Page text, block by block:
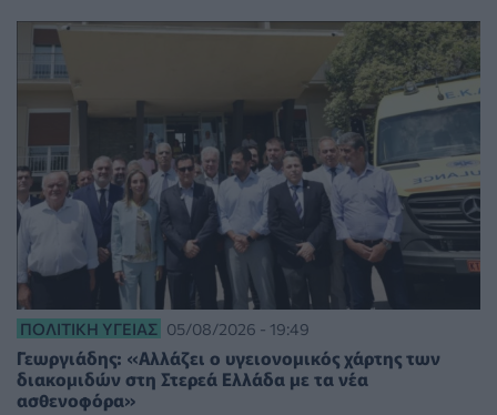
ΠΟΛΙΤΙΚΉ ΥΓΕΊΑΣ 05/08/2026 - 19:49
Γεωργιάδης: «Αλλάζει ο υγειονομικός χάρτης των
διακομιδών στη Στερεά Ελλάδα με τα νέα
ασθενοφόρα»